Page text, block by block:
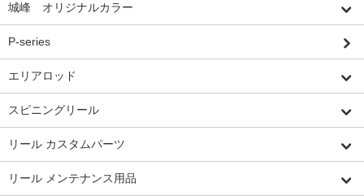
城峰 オリジナルカラー
P-series
エリアロッド
スピニングリール
リール カスタムパーツ
リール メンテナンス用品